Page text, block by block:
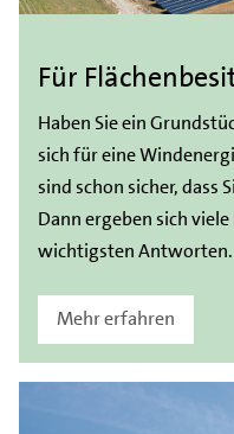
Für
Haben Sie ein
sich für eine
sind schon sicher, dass
Dann ergeben sich
wichtigsten Antworten.
Mehr erfahren